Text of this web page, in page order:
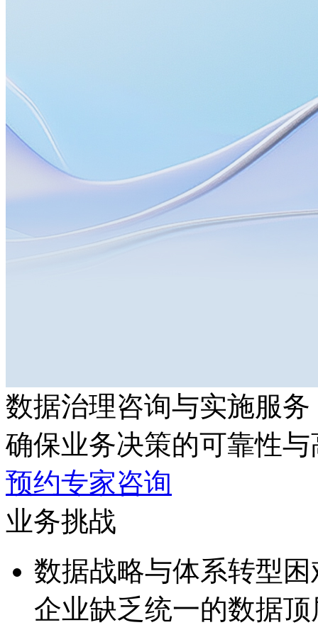
数据治理咨询与实施服务
确保业务决策的可靠性与
预约专家咨询
业务挑战
数据战略与体系转型困
企业缺乏统一的数据